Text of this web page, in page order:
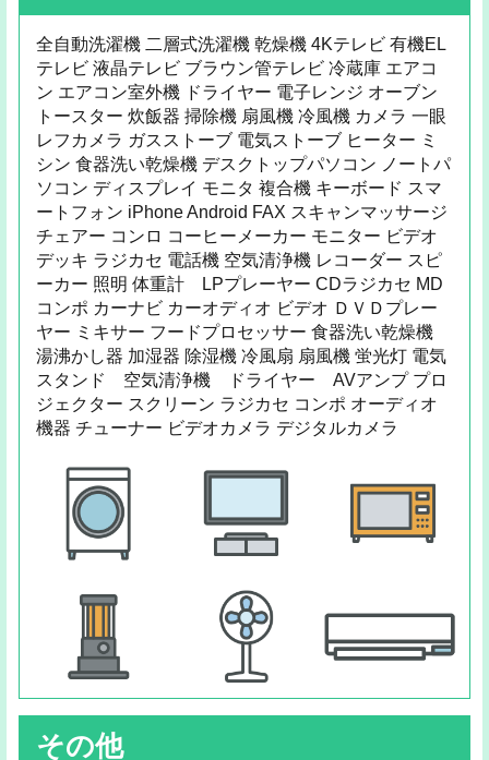
全自動洗濯機 二層式洗濯機 乾燥機 4Kテレビ 有機EL
テレビ 液晶テレビ ブラウン管テレビ 冷蔵庫 エアコ
ン エアコン室外機 ドライヤー 電子レンジ オーブン
トースター 炊飯器 掃除機 扇風機 冷風機 カメラ 一眼
レフカメラ ガスストーブ 電気ストーブ ヒーター ミ
シン 食器洗い乾燥機 デスクトップパソコン ノートパ
ソコン ディスプレイ モニタ 複合機 キーボード スマ
ートフォン iPhone Android FAX スキャンマッサージ
チェアー コンロ コーヒーメーカー モニター ビデオ
デッキ ラジカセ 電話機 空気清浄機 レコーダー スピ
ーカー 照明 体重計 LPプレーヤー CDラジカセ MD
コンポ カーナビ カーオディオ ビデオ ＤＶＤプレー
ヤー ミキサー フードプロセッサー 食器洗い乾燥機
湯沸かし器 加湿器 除湿機 冷風扇 扇風機 蛍光灯 電気
スタンド 空気清浄機 ドライヤー AVアンプ プロ
ジェクター スクリーン ラジカセ コンポ オーディオ
機器 チューナー ビデオカメラ デジタルカメラ
その他